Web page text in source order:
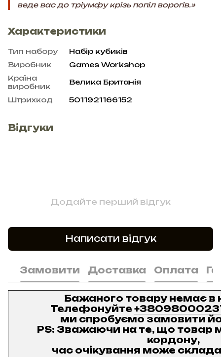
веде вас до тріумфу крізь попіл ворогів.»
Характеристики
Тип набору
Набір кубиків
Виробник
Games Workshop
Країна
виробник
Велика Британія
Штрихкод 5011921166152
Відгуки
Додайте перший відгук
Написати відгук
Замовити Доставка Оплата
Бажаного товару немає в
Телефонуйте
ми спробуємо замовити
PS: Зважаючи на те, що товар
кордону,
час очікування може